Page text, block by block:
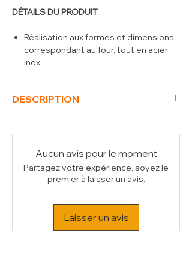
DÉTAILS DU PRODUIT
Réalisation aux formes et dimensions
correspondant au four, tout en acier
inox.
DESCRIPTION
Poids Brut (kg)80
Aucun avis pour le moment
Partagez votre expérience, soyez le
premier à laisser un avis.
Laisser un avis